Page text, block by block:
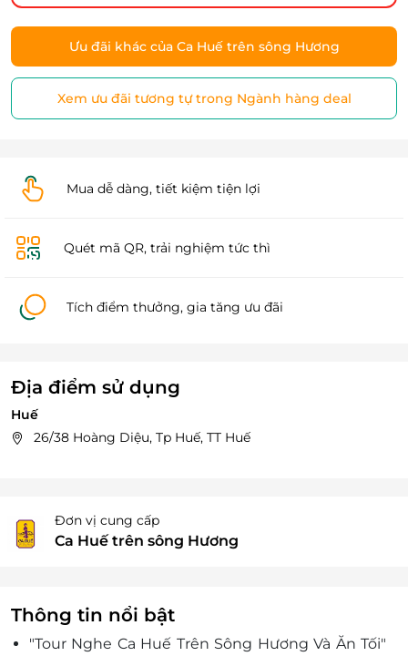
Ưu đãi khác của Ca Huế trên sông Hương
Xem ưu đãi tương tự trong Ngành hàng deal
Mua dễ dàng, tiết kiệm tiện lợi
Quét mã QR, trải nghiệm tức thì
Tích điểm thưởng, gia tăng ưu đãi
Địa điểm sử dụng
Huế
26/38 Hoàng Diệu, Tp Huế, TT Huế
Đơn vị cung cấp
Ca Huế trên sông Hương
Thông tin nổi bật
"Tour Nghe Ca Huế Trên Sông Hương Và Ăn Tối"